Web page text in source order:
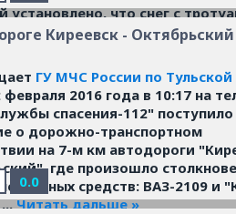
установлено, что снег с
вдоль проезжих частей
Комарова, Октябрьская, 8-е
на ширину асфальтового
не расчищены....Читать дальше
Киреевск - Октябрьский
ГУ МЧС России по Тульской
февраля 2016 года в 10:17 на
спасения-112" поступило
о дорожно-транспортном
на 7-м км автодороги
где произошло
средств: ВАЗ-2109 и
...Читать дальше »
0.0